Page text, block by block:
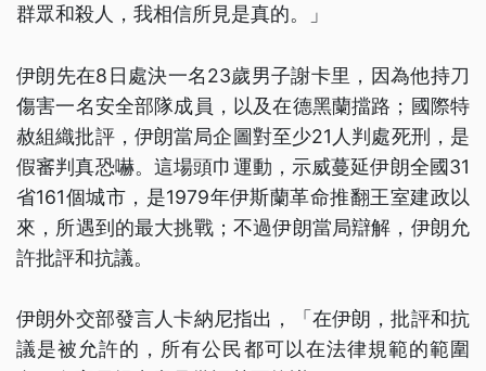
群眾和殺人，我相信所見是真的。」
伊朗先在8日處決一名23歲男子謝卡里，因為他持刀
傷害一名安全部隊成員，以及在德黑蘭擋路；國際特
赦組織批評，伊朗當局企圖對至少21人判處死刑，是
假審判真恐嚇。這場頭巾運動，示威蔓延伊朗全國31
省161個城市，是1979年伊斯蘭革命推翻王室建政以
來，所遇到的最大挑戰；不過伊朗當局辯解，伊朗允
許批評和抗議。
伊朗外交部發言人卡納尼指出，「在伊朗，批評和抗
議是被允許的，所有公民都可以在法律規範的範圍